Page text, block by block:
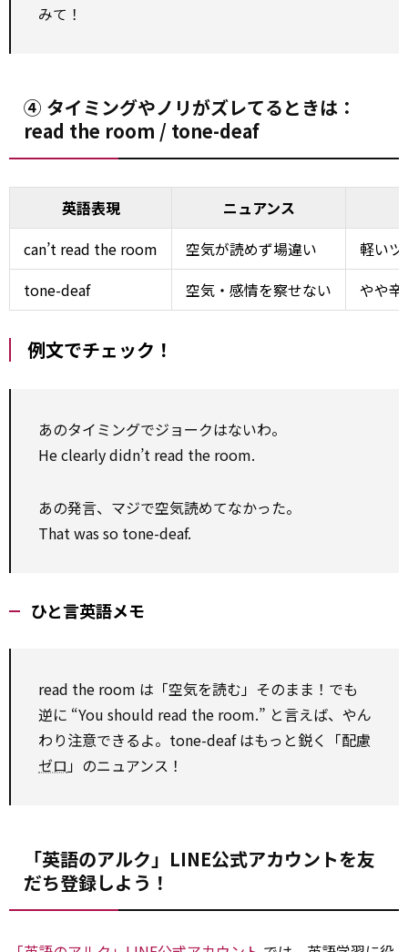
みて！
④ タイミングやノリがズレてるときは：
read the room / tone-deaf
英語表現
ニュアンス
can’t read the room
空気が読めず場違い
軽い
tone-deaf
空気・感情を察せない やや辛
例文でチェック！
あのタイミングでジョークはないわ。
He clearly didn’t read the room.
あの発言、マジで空気読めてなかった。
That was so tone-deaf.
ひと言英語メモ
read the room は「空気を読む」そのまま！でも
逆に “You should read the room.” と言えば、やん
わり注意できるよ。tone-deaf はもっと鋭く「配慮
ゼロ 」のニュアンス！
「英語のアルク」LINE公式アカウントを友
だち登録しよう！